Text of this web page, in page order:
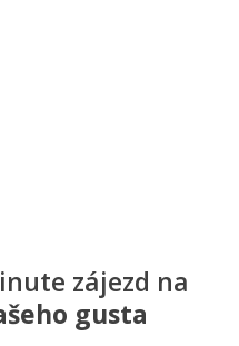
zájezd na
gusta